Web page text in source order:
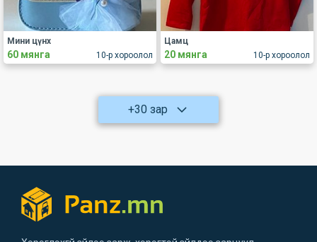
10-р хороолол
Мини цүнх
60 мянга 10-р хороолол
Цамц
20 мянга
+30 зар